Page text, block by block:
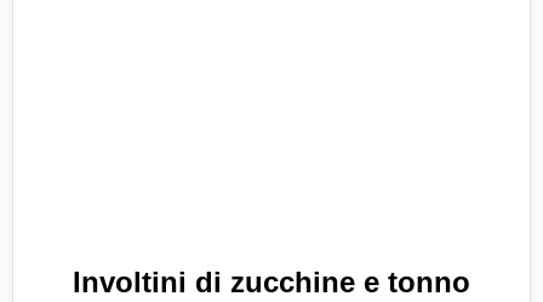
Involtini di zucchine e tonno